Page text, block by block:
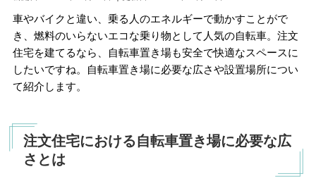
車やバイクと違い、乗る人のエネルギーで動かすことがで
き、燃料のいらないエコな乗り物として人気の自転車。注文
住宅を建てるなら、自転車置き場も安全で快適なスペースに
したいですね。自転車置き場に必要な広さや設置場所につい
て紹介します。
注文住宅における自転車置き場に必要な広
さとは